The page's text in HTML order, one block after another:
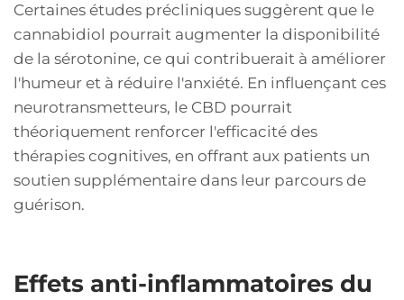
Certaines études précliniques suggèrent que le
cannabidiol pourrait augmenter la disponibilité
de la sérotonine, ce qui contribuerait à améliorer
l'humeur et à réduire l'anxiété. En influençant ces
neurotransmetteurs, le CBD pourrait
théoriquement renforcer l'efficacité des
thérapies cognitives, en offrant aux patients un
soutien supplémentaire dans leur parcours de
guérison.
Effets anti-inflammatoires du